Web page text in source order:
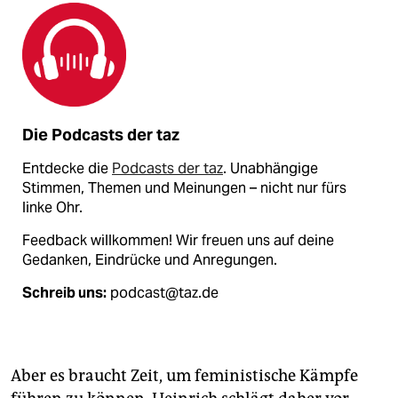
Die Podcasts der taz
Entdecke die Podcasts der taz. Unabhängige
Stimmen, Themen und Meinungen – nicht nur fürs
linke Ohr.
Feedback willkommen! Wir freuen uns auf deine
Gedanken, Eindrücke und Anregungen.
Schreib uns: podcast@taz.de
Aber es braucht Zeit, um feministische Kämpfe